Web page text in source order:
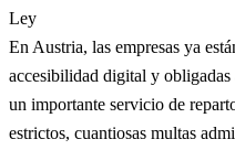
Ley
En Austria, las empresas ya
accesibilidad digital y obligadas
un importante servicio de
estrictos, cuantiosas multas